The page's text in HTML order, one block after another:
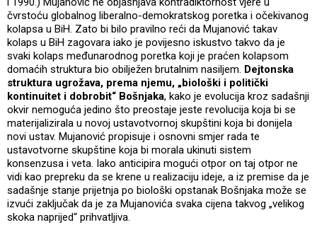
čvrstoću globalnog liberalno-demokratskog poretka i očekivanog
kolapsa u BiH. Zato bi bilo pravilno reći da Mujanović takav
kolaps u BiH zagovara iako je povijesno iskustvo takvo da je
svaki kolaps međunarodnog poretka koji je praćen kolapsom
domaćih struktura bio obilježen brutalnim nasiljem. Dejtonska
struktura ugrožava, prema njemu, „biološki i politički
kontinuitet i dobrobit“ Bošnjaka, kako je evolucija kroz sadašnji
okvir nemoguća jedino što preostaje jeste revolucija koja bi se
materijalizirala u novoj ustavotvornoj skupštini koja bi donijela
novi ustav. Mujanović propisuje i osnovni smjer rada te
ustavotvorne skupštine koja bi morala ukinuti sistem
konsenzusa i veta. Iako anticipira mogući otpor on taj otpor ne
vidi kao prepreku da se krene u realizaciju ideje, a iz premise da je
sadašnje stanje prijetnja po biološki opstanak Bošnjaka može se
izvući zaključak da je za Mujanovića svaka cijena takvog „velikog
skoka naprijed“ prihvatljiva.